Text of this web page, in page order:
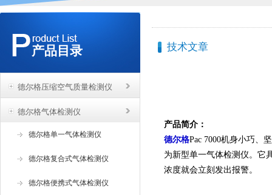
产品目录
德尔格压缩空气质量检测仪
德尔格气体检测仪
德尔格单一气体检测仪
德尔格复合式气体检测仪
德尔格便携式气体检测仪
技术文章
产品简介：
德尔格Pac 7000机身小巧、
为新型单一气体检测仪。它
浓度就会立刻发出报警。